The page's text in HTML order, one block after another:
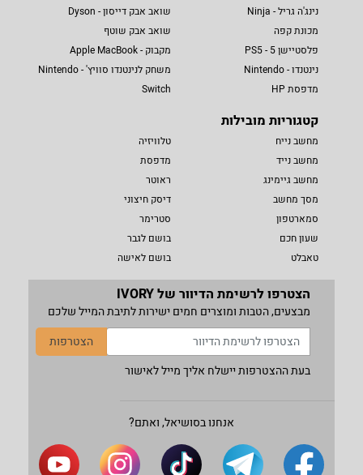
נינג'ה גריל - Ninja
מכונת קפה
פלסטיישן 5 - PS5
נינטנדו - Nintendo
מדפסת HP
שואב אבק דייסון - Dyson
שואב אבק שוטף
מקבוק - Apple MacBook
משחק לנינטנדו סוויץ' - Nintendo
Switch
קטגוריות מובילות
מחשב נייח
מחשב נייד
מחשב גיימינג
מסך מחשב
סמארטפון
שעון חכם
טאבלט
טלוויזיה
מדפסת
ראוטר
דיסק חיצוני
סטרימר
בושם לגבר
בושם לאישה
הצטרפו לרשימת הדיוור של IVORY
מבצעים, הטבות ומוצרים חמים ישירות לתיבת המייל שלכם
הצטרפות
בעת ההצטרפות יישלח אליך מייל לאישור
אנחנו בסושיאל, ואתם?